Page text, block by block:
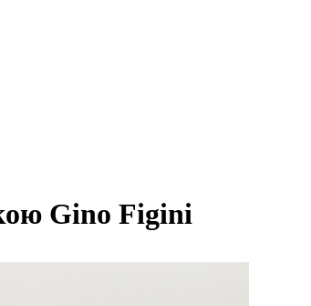
Gino Figini